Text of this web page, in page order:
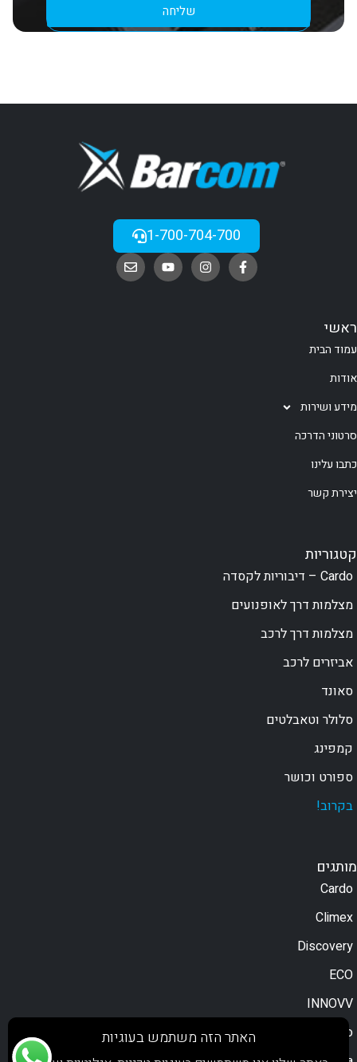
שליחה
1-700-704-700
ראשי
עמוד הבית
אודות
מידע ושירות
סרטוני הדרכה
כתבו עלינו
יצירת קשר
קטגוריות
Cardo – דיבוריות לקסדה
מצלמות דרך לאופנועים
מצלמות דרך לרכב
אביזרים לרכב
סאונד
סלולר וטאבלטים
קמפינג
ספורט וכושר
בקרוב!
מותגים
Cardo
Climex
Discovery
ECO
INNOVV
Moodo
האתר הזה משתמש בעוגיות